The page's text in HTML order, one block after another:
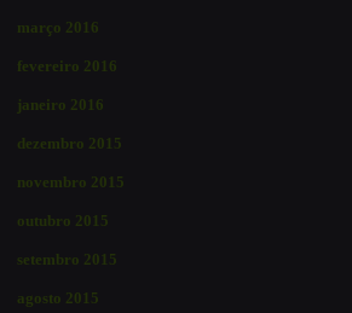
março 2016
fevereiro 2016
janeiro 2016
dezembro 2015
novembro 2015
outubro 2015
setembro 2015
agosto 2015